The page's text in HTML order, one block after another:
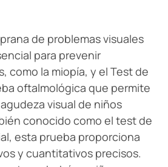
de problemas visuales
para prevenir
como la miopía, y el Test de
oftalmológica que permite
visual de niños
conocido como el test de
esta prueba proporciona
y cuantitativos precisos.